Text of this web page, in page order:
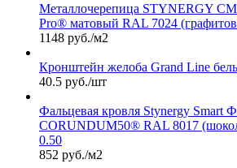
Металлочерепица STYNERGY
Pro® матовый RAL 7024
1148 руб./м2
Кронштейн желоба Grand Line
40.5 руб./шт
Фальцевая кровля Stynergy Smart
CORUNDUM50® RAL 8017
0.50
852 руб./м2